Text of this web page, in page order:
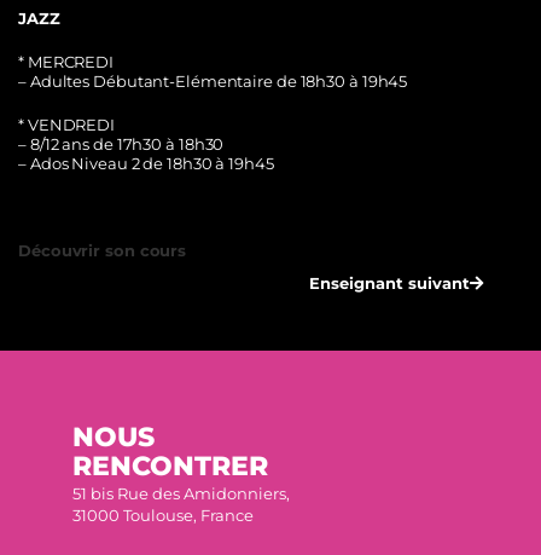
JAZZ
* MERCREDI
– Adultes Débutant-Elémentaire de 18h30 à 19h45
* VENDREDI
– 8/12 ans de 17h30 à 18h30
– Ados Niveau 2 de 18h30 à 19h45
Découvrir son cours
Enseignant suivant
NOUS
RENCONTRER
51 bis Rue des Amidonniers,
31000 Toulouse, France